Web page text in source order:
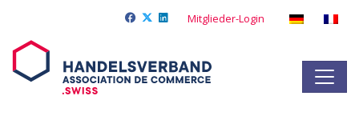
Mitglieder-Login